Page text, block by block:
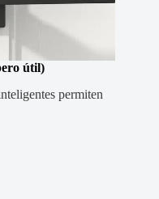
útil)
permiten